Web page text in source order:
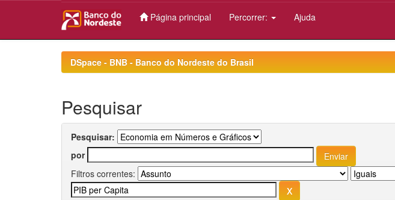
Página principal Percorrer: Ajuda
DSpace - BNB - Banco do Nordeste do Brasil
Pesquisar
Pesquisar:
por
Filtros correntes: